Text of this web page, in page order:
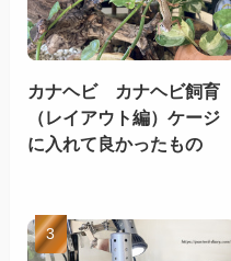
カナヘビ カナヘビ飼育
（レイアウト編）ケージ
に入れて良かったもの